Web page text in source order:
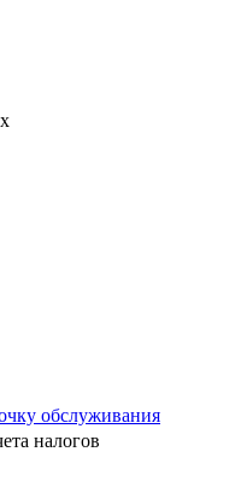
обслуживания
налогов